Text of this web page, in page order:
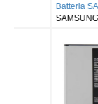
Batteria SAMSUNG
SAMSUNG Galaxy
Wi-fi X810/5G X816